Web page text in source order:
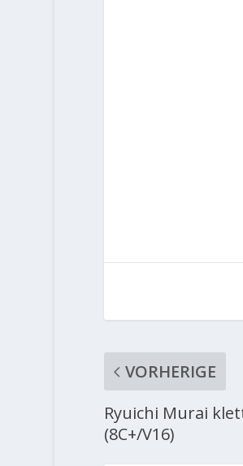
VORHERIGE
Ryuichi Murai
(8C+/V16)